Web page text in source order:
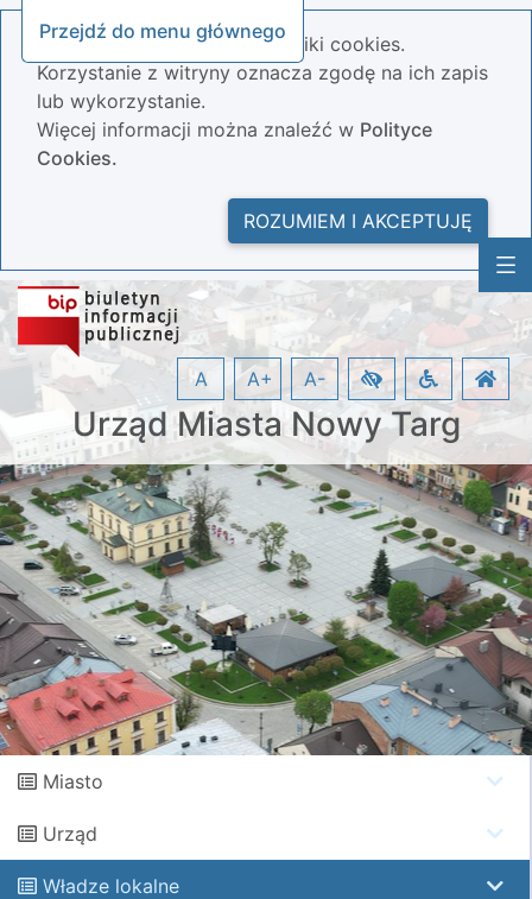
Przejdź do menu głównego
Nasza strona wykorzystuje pliki cookies.
Korzystanie z witryny oznacza zgodę na ich zapis
lub wykorzystanie.
Więcej informacji można znaleźć w Polityce
Cookies.
ROZUMIEM I AKCEPTUJĘ
Urząd Miasta Nowy Targ
A A+ A-
Miasto
Urząd
Władze lokalne